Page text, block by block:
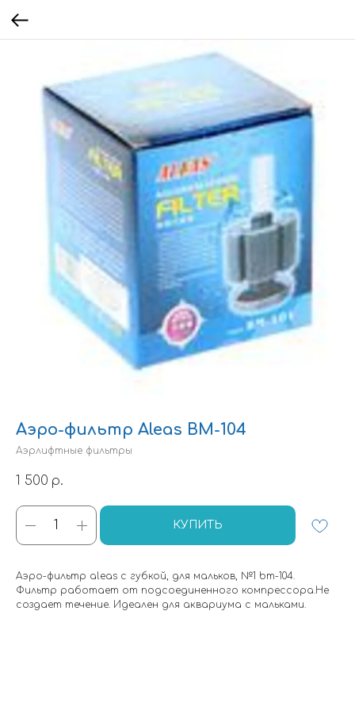
Аэро-фильтр Aleas BM-104
Аэрлифтные фильтры
1 500 р.
КУПИТЬ
Аэро-фильтр aleas c губкой, для мальков, №1 bm-104.
Фильтр работает от подсоединенного компрессора.Не
создает течение. Идеален для аквариума с мальками.